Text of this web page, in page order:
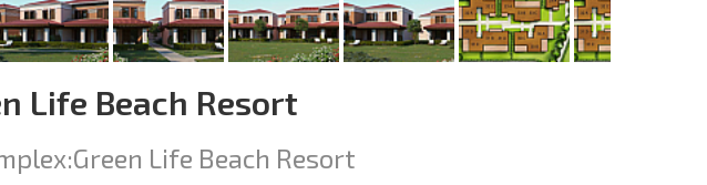
Life Beach Resort
Green Life Beach Resort